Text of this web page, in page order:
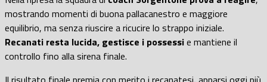
mostrando momenti di buona pallacanestro e maggiore
equilibrio, ma senza riuscire a ricucire lo strappo iniziale.
Recanati resta lucida, gestisce i possessie mantiene il
controllo fino alla sirena finale.